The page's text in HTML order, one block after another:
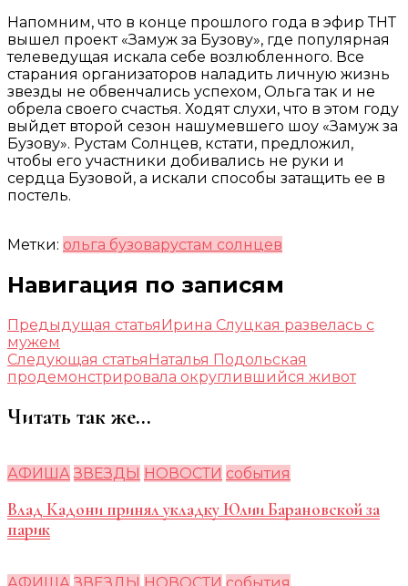
Напомним, что в конце прошлого года в эфир ТНТ
вышел проект «Замуж за Бузову», где популярная
телеведущая искала себе возлюбленного. Все
старания организаторов наладить личную жизнь
звезды не обвенчались успехом, Ольга так и не
обрела своего счастья. Ходят слухи, что в этом году
выйдет второй сезон нашумевшего шоу «Замуж за
Бузову». Рустам Солнцев, кстати, предложил,
чтобы его участники добивались не руки и
сердца Бузовой, а искали способы затащить ее в
постель.
Метки: ольга бузоварустам солнцев
Навигация по записям
Предыдущая статьяИрина Слуцкая развелась с
мужем
Следующая статьяНаталья Подольская
продемонстрировала округлившийся живот
Читать так же...
АФИША ЗВЕЗДЫ НОВОСТИ события
Влад Кадони принял укладку Юлии Барановской за
парик